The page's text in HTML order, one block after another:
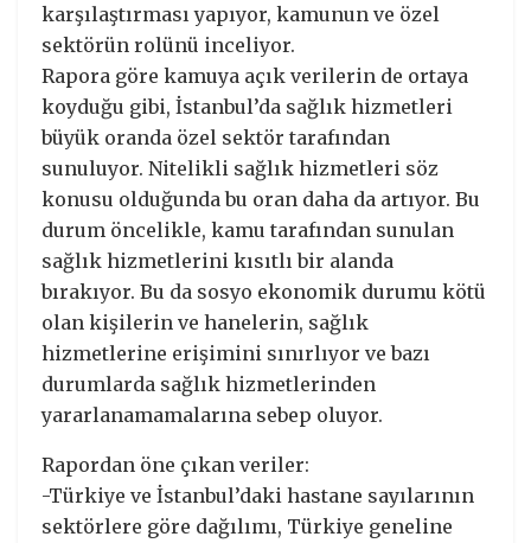
karşılaştırması yapıyor, kamunun ve özel
sektörün rolünü inceliyor.
Rapora göre kamuya açık verilerin de ortaya
koyduğu gibi, İstanbul’da sağlık hizmetleri
büyük oranda özel sektör tarafından
sunuluyor. Nitelikli sağlık hizmetleri söz
konusu olduğunda bu oran daha da artıyor. Bu
durum öncelikle, kamu tarafından sunulan
sağlık hizmetlerini kısıtlı bir alanda
bırakıyor. Bu da sosyo ekonomik durumu kötü
olan kişilerin ve hanelerin, sağlık
hizmetlerine erişimini sınırlıyor ve bazı
durumlarda sağlık hizmetlerinden
yararlanamamalarına sebep oluyor.
Rapordan öne çıkan veriler:
-Türkiye ve İstanbul’daki hastane sayılarının
sektörlere göre dağılımı, Türkiye geneline